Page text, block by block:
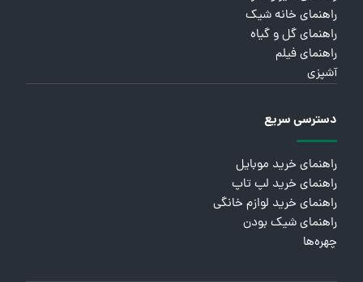
راهنمای خانه شیک
راهنمای گل و گیاه
راهنمای فیلم
آشپزی
دسترسی سریع
راهنمای خرید موبایل
راهنمای خرید لپ تاپ
راهنمای خرید لوازم خانگی
راهنمای شیک بودن
چهره‌ها